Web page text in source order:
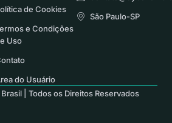
de Cookies
e Condições
Uso
do Usuário
São Paulo-SP
| Todos os Direitos Reservados